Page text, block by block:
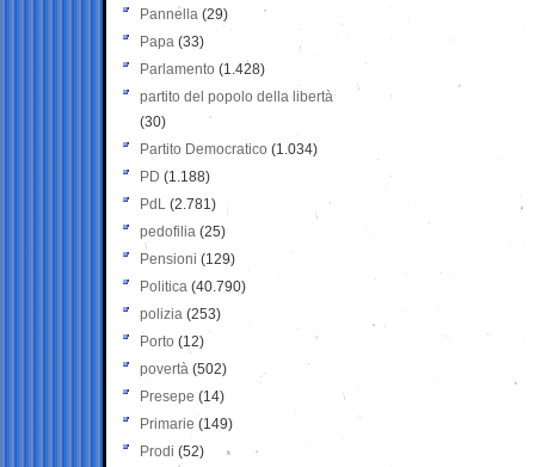
Pannella (29)
Papa (33)
Parlamento (1.428)
partito del popolo della libertà
(30)
Partito Democratico (1.034)
PD (1.188)
PdL (2.781)
pedofilia (25)
Pensioni (129)
Politica (40.790)
polizia (253)
Porto (12)
povertà (502)
Presepe (14)
Primarie (149)
Prodi (52)